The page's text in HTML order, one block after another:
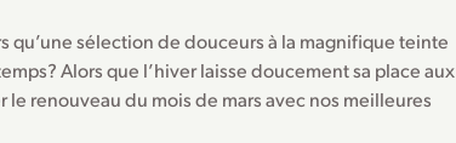
qu’une sélection de douceurs à la magnifique teinte
Alors que l’hiver laisse doucement sa place aux
renouveau du mois de mars avec nos meilleures